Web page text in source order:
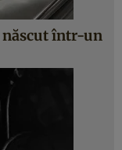
într-un